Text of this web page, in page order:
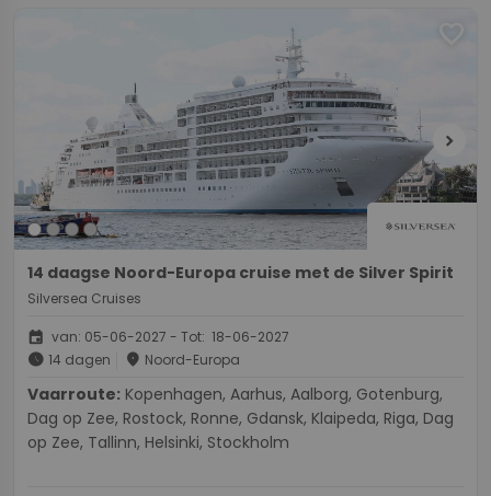
chevron_right
14 daagse Noord-Europa cruise met de Silver Spirit
Silversea Cruises
event van: 05-06-2027 - Tot: 18-06-2027
schedule 14 dagen place Noord-Europa
Vaarroute:
Dag op Zee, Rostock, Ronne, Gdansk, Klaipeda, Riga, Dag
op Zee, Tallinn, Helsinki, Stockholm